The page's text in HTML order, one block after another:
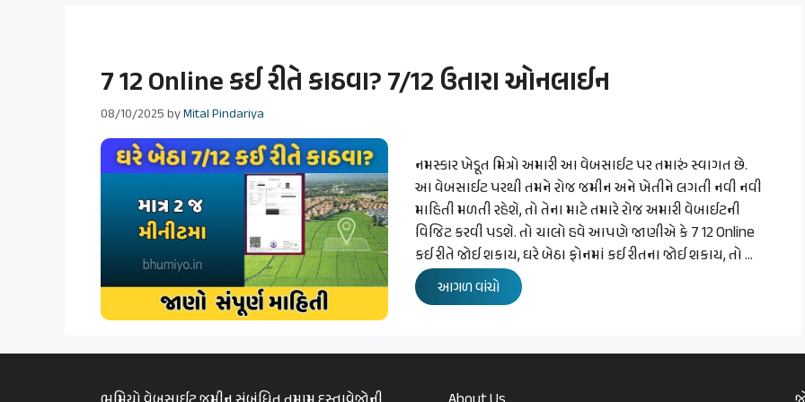
7 12 Online કઈ રીતે કાઠવા? 7/12 ઉતારા ઓનલાઈન
08/10/2025byMital Pindariya
નમસ્કાર ખેડૂત મિત્રો અમારી આ વેબસાઈટ પર તમારું સ્વાગત છે.
આ વેબસાઈટ પરથી તમને રોજ જમીન અને ખેતીને લગતી નવી નવી
માહિતી મળતી રહેશે, તો તેના માટે તમારે રોજ અમારી વેબાઈટની
વિજિટ કરવી પડશે. તો ચાલો હવે આપણે જાણીએ કે 7 12 Online
કઈ રીતે જોઈ શકાય, ઘરે બેઠા ફોનમાં કઈ રીતના જોઈ શકાય, તો …
આગળ વાંચો